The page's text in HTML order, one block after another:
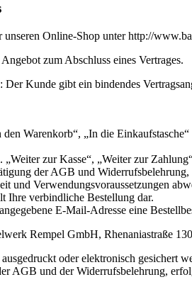
Online-Shop unter http://
zum Abschluss eines Vertrages.
Kunde gibt ein bindendes
Warenkorb“, „In die Einkaufstasche“
zur Kasse“, „Weiter zur
der AGB und Widerrufsbelehrung,
und Verwendungsvoraussetzungen
Ihre verbindliche Bestellung dar.
E-Mail-Adresse eine
Rempel GmbH, Rhenaniastraße
oder elektronisch
AGB und der Widerrufsbelehrung,